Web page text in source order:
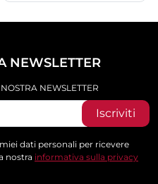
NEWSLETTER
NEWSLETTER
Iscriviti
dati personali per ricevere
nostra informativa sulla privacy